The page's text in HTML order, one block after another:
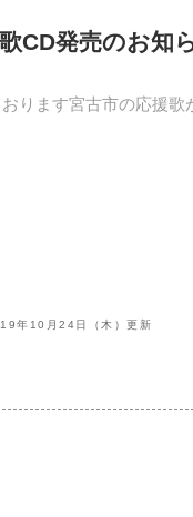
CD発売のお知
ります宮古市の応援歌
年10月24日（木）更新